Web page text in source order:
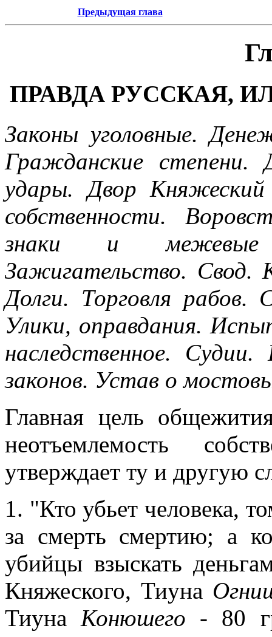
Предыдущая глава
ПРАВДА РУССКАЯ,
Законы уголовные.
Гражданские
удары. Двор
собственности.
знаки и межевые
Зажигательство. Свод.
Долги. Торговля
Улики, оправдания.
наследственное.
законов. Устав о
Главная цель
неотъемлемость
утверждает ту и другую
1. "Кто убьет человека,
за смерть смертию; а
убийцы взыскать
Княжеского, Тиуна
ТиунаКонюшего - 80